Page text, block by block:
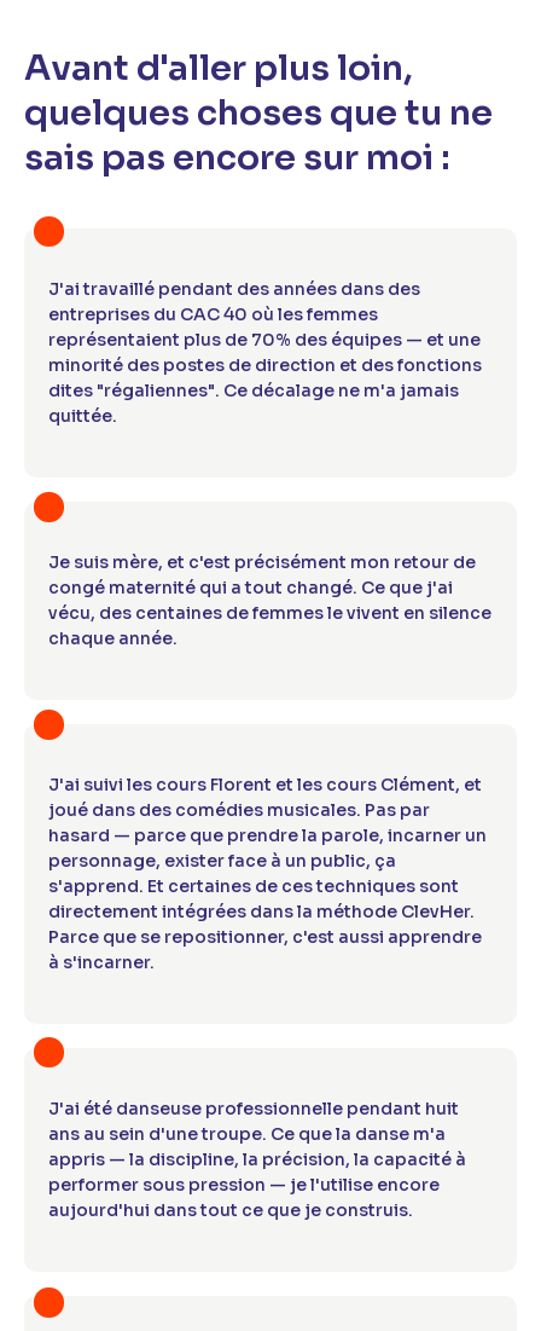
Avant d'aller plus loin,
quelques choses que tu ne
sais pas encore sur moi :
J'ai travaillé pendant des années dans des
entreprises du CAC 40 où les femmes
représentaient plus de 70% des équipes — et une
minorité des postes de direction et des fonctions
dites "régaliennes". Ce décalage ne m'a jamais
quittée.
Je suis mère, et c'est précisément mon retour de
congé maternité qui a tout changé. Ce que j'ai
vécu, des centaines de femmes le vivent en silence
chaque année.
J'ai suivi les cours Florent et les cours Clément, et
joué dans des comédies musicales. Pas par
hasard — parce que prendre la parole, incarner un
personnage, exister face à un public, ça
s'apprend. Et certaines de ces techniques sont
directement intégrées dans la méthode ClevHer.
Parce que se repositionner, c'est aussi apprendre
à s'incarner.
J'ai été danseuse professionnelle pendant huit
ans au sein d'une troupe. Ce que la danse m'a
appris — la discipline, la précision, la capacité à
performer sous pression — je l'utilise encore
aujourd'hui dans tout ce que je construis.